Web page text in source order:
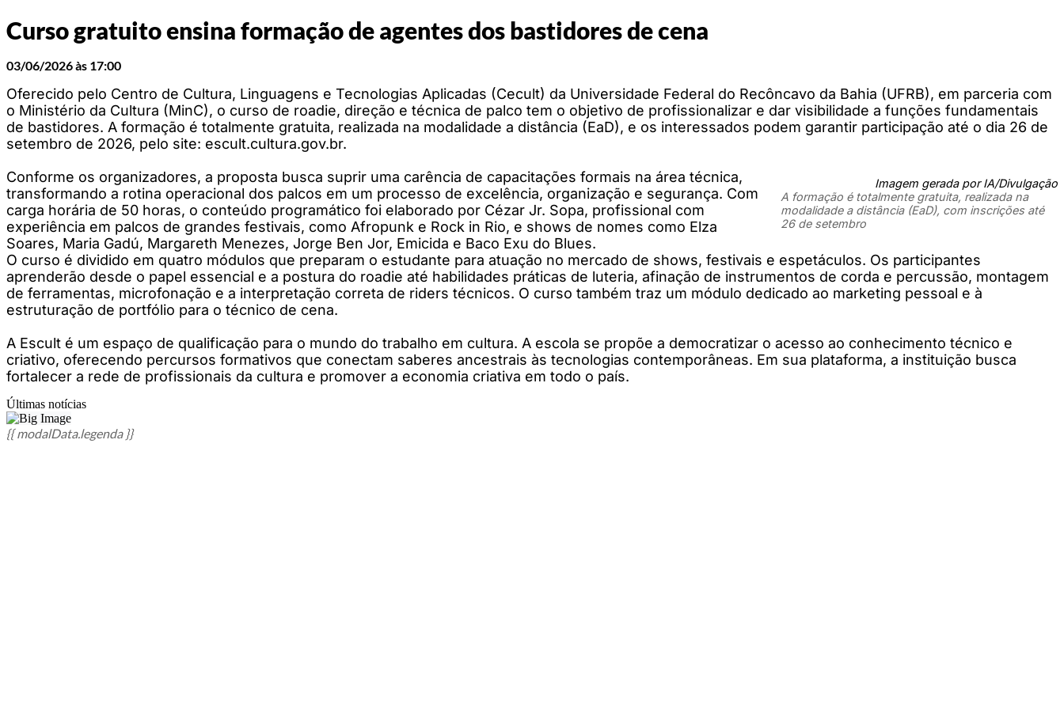
Curso gratuito ensina formação de agentes dos bastidores de cena
03/06/2026 às 17:00
Oferecido pelo Centro de Cultura, Linguagens e Tecnologias Aplicadas (Cecult) da Universidade Federal do Recôncavo da Bahia (UFRB), em parceria com
o Ministério da Cultura (MinC), o curso de roadie, direção e técnica de palco tem o objetivo de profissionalizar e dar visibilidade a funções fundamentais
de bastidores. A formação é totalmente gratuita, realizada na modalidade a distância (EaD), e os interessados podem garantir participação até o dia 26 de
setembro de 2026, pelo site: escult.cultura.gov.br.
Imagem gerada por IA/Divulgação
A formação é totalmente gratuita, realizada na
modalidade a distância (EaD), com inscrições até
26 de setembro
Conforme os organizadores, a proposta busca suprir uma carência de capacitações formais na área técnica,
transformando a rotina operacional dos palcos em um processo de excelência, organização e segurança. Com
carga horária de 50 horas, o conteúdo programático foi elaborado por Cézar Jr. Sopa, profissional com
experiência em palcos de grandes festivais, como Afropunk e Rock in Rio, e shows de nomes como Elza
Soares, Maria Gadú, Margareth Menezes, Jorge Ben Jor, Emicida e Baco Exu do Blues.
O curso é dividido em quatro módulos que preparam o estudante para atuação no mercado de shows, festivais e espetáculos. Os participantes
aprenderão desde o papel essencial e a postura do roadie até habilidades práticas de luteria, afinação de instrumentos de corda e percussão, montagem
de ferramentas, microfonação e a interpretação correta de riders técnicos. O curso também traz um módulo dedicado ao marketing pessoal e à
estruturação de portfólio para o técnico de cena.
A Escult é um espaço de qualificação para o mundo do trabalho em cultura. A escola se propõe a democratizar o acesso ao conhecimento técnico e
criativo, oferecendo percursos formativos que conectam saberes ancestrais às tecnologias contemporâneas. Em sua plataforma, a instituição busca
fortalecer a rede de profissionais da cultura e promover a economia criativa em todo o país.
Últimas notícias
{{ modalData.legenda }}